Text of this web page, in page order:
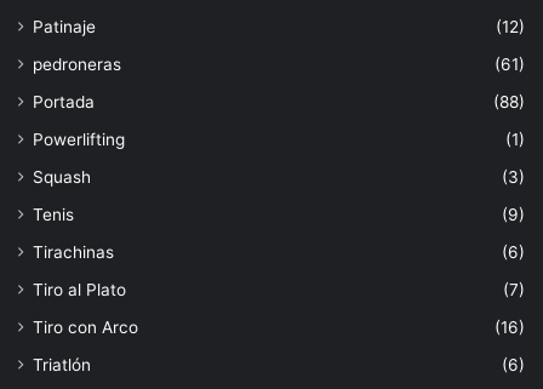
Patinaje
(12)
pedroneras
(61)
Portada
(88)
Powerlifting
(1)
Squash
(3)
Tenis
(9)
Tirachinas
(6)
Tiro al Plato
(7)
Tiro con Arco
(16)
Triatlón
(6)